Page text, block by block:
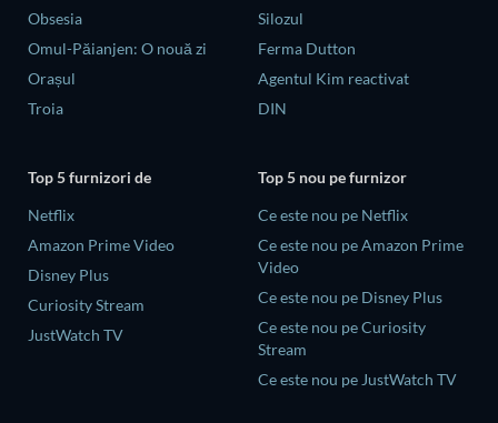
Obsesia
Omul-Păianjen: O nouă zi
Orașul
Troia
Silozul
Ferma Dutton
Agentul Kim reactivat
DIN
Top 5 furnizori de
Netflix
Amazon Prime Video
Disney Plus
Curiosity Stream
JustWatch TV
Top 5 nou pe furnizor
Ce este nou pe Netflix
Ce este nou pe Amazon Prime
Video
Ce este nou pe Disney Plus
Ce este nou pe Curiosity
Stream
Ce este nou pe JustWatch TV